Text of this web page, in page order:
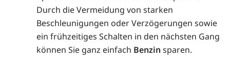
Durch die Vermeidung von starken
Beschleunigungen oder Verzögerungen sowie
ein frühzeitiges Schalten in den nächsten Gang
können Sie ganz einfach Benzin sparen.